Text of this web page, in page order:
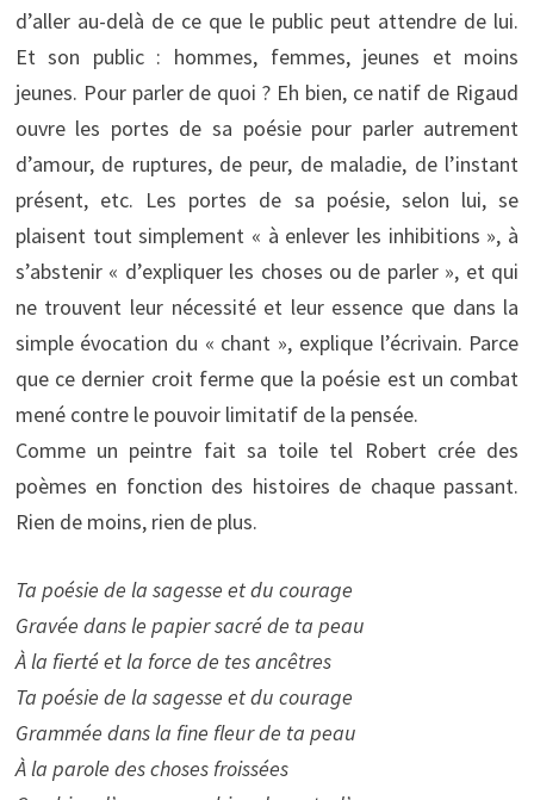
d’aller au-delà de ce que le public peut attendre de lui.
Et son public : hommes, femmes, jeunes et moins
jeunes. Pour parler de quoi ? Eh bien, ce natif de Rigaud
ouvre les portes de sa poésie pour parler autrement
d’amour, de ruptures, de peur, de maladie, de l’instant
présent, etc. Les portes de sa poésie, selon lui, se
plaisent tout simplement « à enlever les inhibitions », à
s’abstenir « d’expliquer les choses ou de parler », et qui
ne trouvent leur nécessité et leur essence que dans la
simple évocation du « chant », explique l’écrivain. Parce
que ce dernier croit ferme que la poésie est un combat
mené contre le pouvoir limitatif de la pensée.
Comme un peintre fait sa toile tel Robert crée des
poèmes en fonction des histoires de chaque passant.
Rien de moins, rien de plus.
Ta poésie de la sagesse et du courage
Gravée dans le papier sacré de ta peau
À la fierté et la force de tes ancêtres
Ta poésie de la sagesse et du courage
Grammée dans la fine fleur de ta peau
À la parole des choses froissées